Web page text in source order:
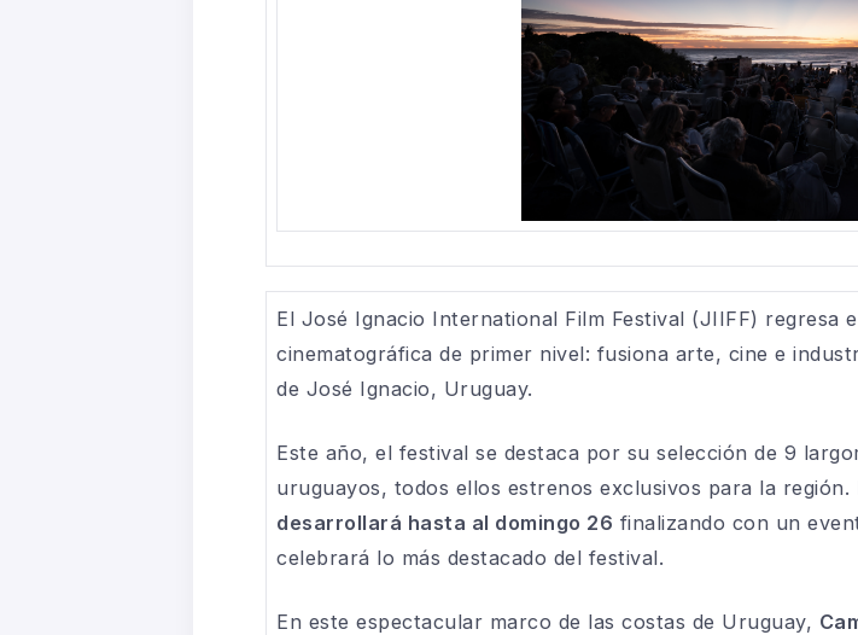
El José Ignacio International Film Festival (JIIFF) regresa
cinematográfica de primer nivel: fusiona arte, cine e
de José Ignacio, Uruguay.
Este año, el festival se destaca por su selección de 9
uruguayos, todos ellos estrenos exclusivos para la región.
desarrollará hasta al domingo 26 finalizando con un
celebrará lo más destacado del festival.
En este espectacular marco de las costas de Uruguay,